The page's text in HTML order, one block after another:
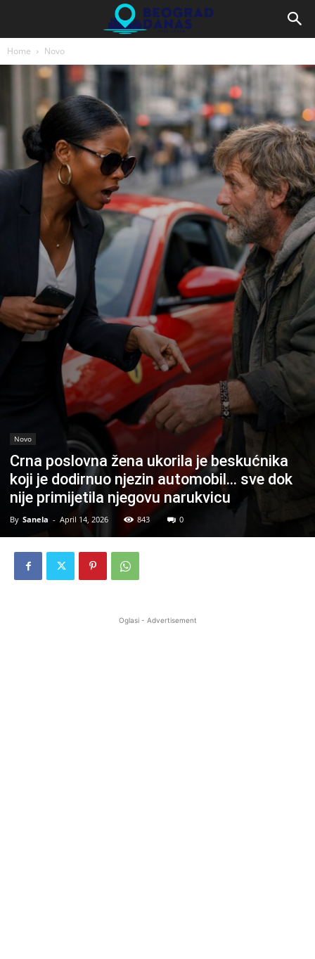
Home Novo
Novo
Crna poslovna žena ukorila je beskućnika
koji je dodirnuo njezin automobil… sve dok
nije primijetila njegovu narukvicu
By Sanela - April 14, 2026 843 0
Oglasi - Advertisement